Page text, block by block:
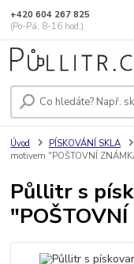
+420 604 267 825
(Po-Pá, 8-16 hod.)
Úvod PÍSKOVÁNÍ SKLA
motivem "POŠTOVNÍ
Půllitr s